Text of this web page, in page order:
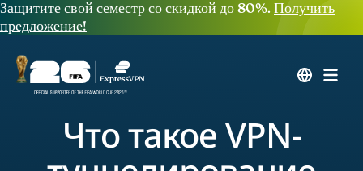
Защитите свой семестр со скидкой до 80%.Получить
предложение!
Что такое VPN-